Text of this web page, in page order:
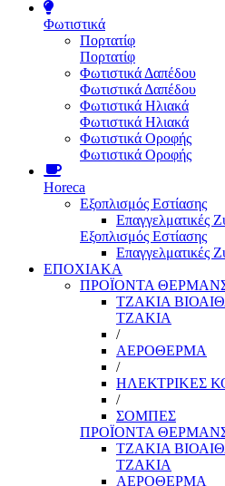
Φωτιστικά
Πορτατίφ
Πορτατίφ
Φωτιστικά Δαπέδου
Φωτιστικά Δαπέδου
Φωτιστικά Ηλιακά
Φωτιστικά Ηλιακά
Φωτιστικά Οροφής
Φωτιστικά Οροφής
Horeca
Εξοπλισμός Εστίασης
Επαγγελματικές
Εξοπλισμός Εστίασης
Επαγγελματικές
ΕΠΟΧΙΑΚΑ
ΠΡΟΪΟΝΤΑ
ΤΖΑΚΙΑ
ΤΖΑΚΙΑ
/
ΑΕΡΟΘΕΡΜΑ
/
ΗΛΕΚΤΡΙΚΕΣ
/
ΣΟΜΠΕΣ
ΠΡΟΪΟΝΤΑ
ΤΖΑΚΙΑ
ΤΖΑΚΙΑ
ΑΕΡΟΘΕΡΜΑ